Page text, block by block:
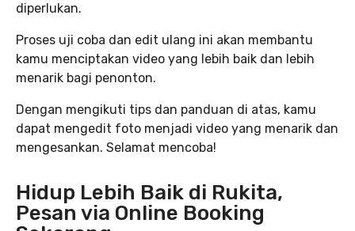
diperlukan.
Proses uji coba dan edit ulang ini akan membantu
kamu menciptakan video yang lebih baik dan lebih
menarik bagi penonton.
Dengan mengikuti tips dan panduan di atas, kamu
dapat mengedit foto menjadi video yang menarik dan
mengesankan. Selamat mencoba!
Hidup Lebih Baik di Rukita,
Pesan via Online Booking